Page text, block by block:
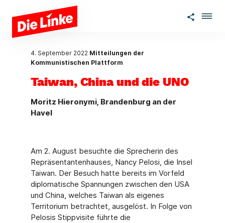
Zum Hauptinhalt springen
4. September 2022 Mitteilungen der
Kommunistischen Plattform
Taiwan, China und die UNO
Moritz Hieronymi, Brandenburg an der
Havel
Am 2. August besuchte die Sprecherin des
Repräsentantenhauses, Nancy Pelosi, die Insel
Taiwan. Der Besuch hatte bereits im Vorfeld
diplomatische Spannungen zwischen den USA
und China, welches Taiwan als eigenes
Territorium betrachtet, ausgelöst. In Folge von
Pelo­sis Stippvisite führte die